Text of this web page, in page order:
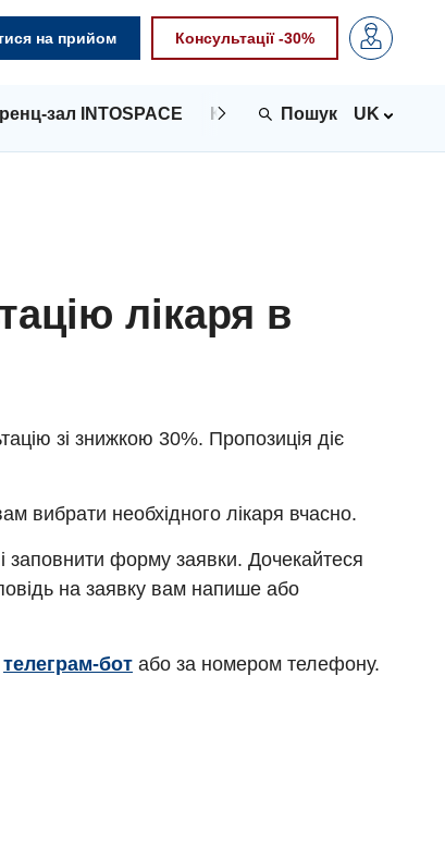
на прийом Консультації -30%
зал INTOSPACE Контакти UK
лікаря в
зі знижкою 30%. Пропозиція діє
вибрати необхідного лікаря вчасно.
заповнити форму заявки. Дочекайтеся
на заявку вам напише або
телеграм-бот або за номером телефону.